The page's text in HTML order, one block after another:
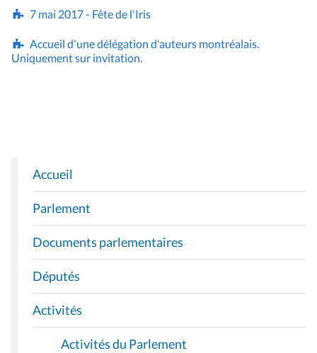
7 mai 2017 - Fête de l'Iris
Accueil d'une délégation d'auteurs montréalais.
Uniquement sur invitation.
N
A
V
I
G
A
T
I
O
Accueil
Parlement
Documents parlementaires
Députés
Activités
Activités du Parlement